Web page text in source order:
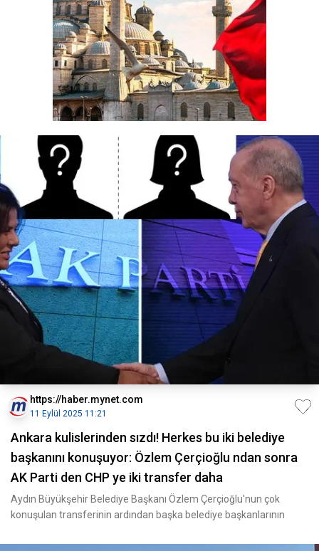
https://haber.mynet.com
11 Eylül 2025 11:21
Ankara kulislerinden sızdı! Herkes bu iki belediye
başkanını konuşuyor: Özlem Çerçioğlu ndan sonra
AK Parti den CHP ye iki transfer daha
Aydın Büyükşehir Belediye Başkanı Özlem Çerçioğlu'nun çok
konuşulan transferinin ardından başka belediye başkanlarının